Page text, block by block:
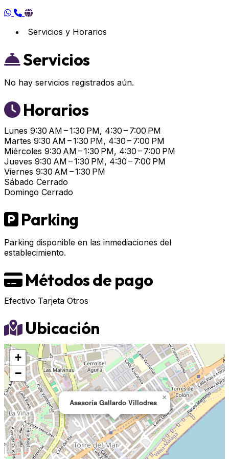
Servicios y Horarios
Servicios
No hay servicios registrados aún.
Horarios
Lunes 9:30 AM – 1:30 PM, 4:30 – 7:00 PM
Martes 9:30 AM – 1:30 PM, 4:30 – 7:00 PM
Miércoles 9:30 AM – 1:30 PM, 4:30 – 7:00 PM
Jueves 9:30 AM – 1:30 PM, 4:30 – 7:00 PM
Viernes 9:30 AM – 1:30 PM
Sábado Cerrado
Domingo Cerrado
Parking
Parking disponible en las inmediaciones del
establecimiento.
Métodos de pago
Efectivo Tarjeta Otros
Ubicación
Asesoría Gallardo Villodres
×
+
−